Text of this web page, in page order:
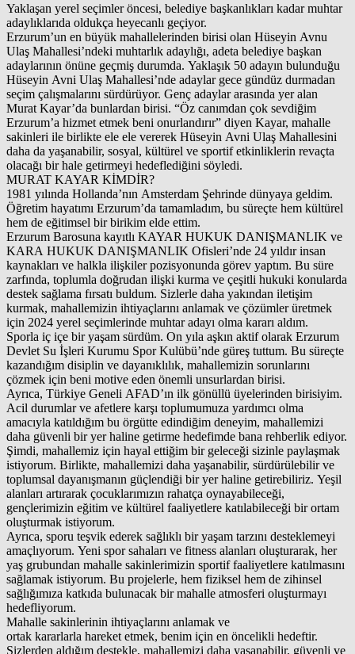
Yaklaşan yerel seçimler öncesi, belediye başkanlıkları kadar muhtar
adaylıklarıda oldukça heyecanlı geçiyor.
Erzurum’un en büyük mahallelerinden birisi olan Hüseyin Avnu
Ulaş Mahallesi’ndeki muhtarlık adaylığı, adeta belediye başkan
adaylarının önüne geçmiş durumda. Yaklaşık 50 adayın bulunduğu
Hüseyin Avni Ulaş Mahallesi’nde adaylar gece gündüz durmadan
seçim çalışmalarını sürdürüyor. Genç adaylar arasında yer alan
Murat Kayar’da bunlardan birisi. “Öz canımdan çok sevdiğim
Erzurum’a hizmet etmek beni onurlandırır” diyen Kayar, mahalle
sakinleri ile birlikte ele ele vererek Hüseyin Avni Ulaş Mahallesini
daha da yaşanabilir, sosyal, kültürel ve sportif etkinliklerin revaçta
olacağı bir hale getirmeyi hedeflediğini söyledi.
MURAT KAYAR KİMDİR?
1981 yılında Hollanda’nın Amsterdam Şehrinde dünyaya geldim.
Öğretim hayatımı Erzurum’da tamamladım, bu süreçte hem kültürel
hem de eğitimsel bir birikim elde ettim.
Erzurum Barosuna kayıtlı KAYAR HUKUK DANIŞMANLIK ve
KARA HUKUK DANIŞMANLIK Ofisleri’nde 24 yıldır insan
kaynakları ve halkla ilişkiler pozisyonunda görev yaptım. Bu süre
zarfında, toplumla doğrudan ilişki kurma ve çeşitli hukuki konularda
destek sağlama fırsatı buldum. Sizlerle daha yakından iletişim
kurmak, mahallemizin ihtiyaçlarını anlamak ve çözümler üretmek
için 2024 yerel seçimlerinde muhtar adayı olma kararı aldım.
Sporla iç içe bir yaşam sürdüm. On yıla aşkın aktif olarak Erzurum
Devlet Su İşleri Kurumu Spor Kulübü’nde güreş tuttum. Bu süreçte
kazandığım disiplin ve dayanıklılık, mahallemizin sorunlarını
çözmek için beni motive eden önemli unsurlardan birisi.
Ayrıca, Türkiye Geneli AFAD’ın ilk gönüllü üyelerinden birisiyim.
Acil durumlar ve afetlere karşı toplumumuza yardımcı olma
amacıyla katıldığım bu örgütte edindiğim deneyim, mahallemizi
daha güvenli bir yer haline getirme hedefimde bana rehberlik ediyor.
Şimdi, mahallemiz için hayal ettiğim bir geleceği sizinle paylaşmak
istiyorum. Birlikte, mahallemizi daha yaşanabilir, sürdürülebilir ve
toplumsal dayanışmanın güçlendiği bir yer haline getirebiliriz. Yeşil
alanları artırarak çocuklarımızın rahatça oynayabileceği,
gençlerimizin eğitim ve kültürel faaliyetlere katılabileceği bir ortam
oluşturmak istiyorum.
Ayrıca, sporu teşvik ederek sağlıklı bir yaşam tarzını desteklemeyi
amaçlıyorum. Yeni spor sahaları ve fitness alanları oluşturarak, her
yaş grubundan mahalle sakinlerimizin sportif faaliyetlere katılmasını
sağlamak istiyorum. Bu projelerle, hem fiziksel hem de zihinsel
sağlığımıza katkıda bulunacak bir mahalle atmosferi oluşturmayı
hedefliyorum.
Mahalle sakinlerinin ihtiyaçlarını anlamak ve
ortak kararlarla hareket etmek, benim için en öncelikli hedeftir.
Sizlerden aldığım destekle, mahallemizi daha yaşanabilir, güvenli ve